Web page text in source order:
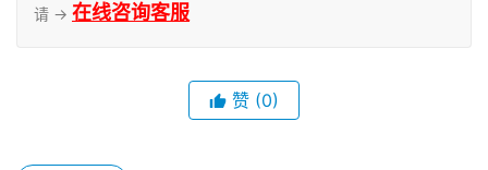
请 → 在线咨询客服
赞 (0)